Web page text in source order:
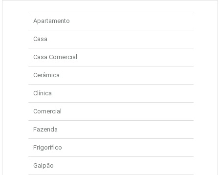
Apartamento
Casa
Casa Comercial
Cerâmica
Clínica
Comercial
Fazenda
Frigorífico
Galpão